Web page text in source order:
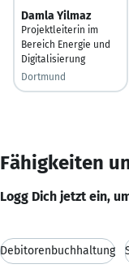
Damla Yilmaz
Projektleiterin im
Bereich Energie und
Digitalisierung
Dortmund
Fähigkeiten
Logg Dich jetzt ein,
Debitorenbuchhaltung